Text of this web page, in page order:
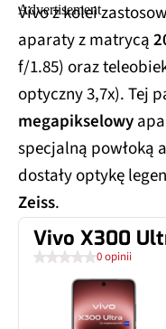
Vivo z kolei
aparaty z matrycą
f/1.85) oraz
optyczny 3,7x). Tej
megapikselowy
specjalną powłoką
dostały optykę
Zeiss.
Vivo X300
0 opinii